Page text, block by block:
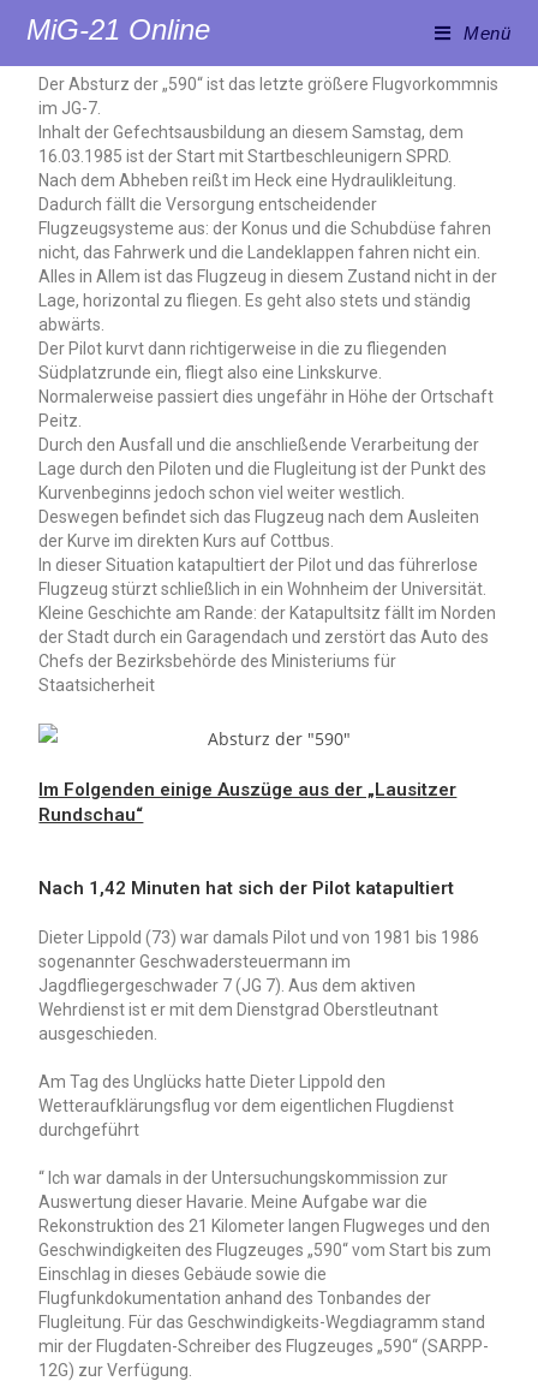
MiG-21 Online Menü
Der Absturz der „590“ ist das letzte größere Flugvorkommnis
im JG-7.
Inhalt der Gefechtsausbildung an diesem Samstag, dem
16.03.1985 ist der Start mit Startbeschleunigern SPRD.
Nach dem Abheben reißt im Heck eine Hydraulikleitung.
Dadurch fällt die Versorgung entscheidender
Flugzeugsysteme aus: der Konus und die Schubdüse fahren
nicht, das Fahrwerk und die Landeklappen fahren nicht ein.
Alles in Allem ist das Flugzeug in diesem Zustand nicht in der
Lage, horizontal zu fliegen. Es geht also stets und ständig
abwärts.
Der Pilot kurvt dann richtigerweise in die zu fliegenden
Südplatzrunde ein, fliegt also eine Linkskurve.
Normalerweise passiert dies ungefähr in Höhe der Ortschaft
Peitz.
Durch den Ausfall und die anschließende Verarbeitung der
Lage durch den Piloten und die Flugleitung ist der Punkt des
Kurvenbeginns jedoch schon viel weiter westlich.
Deswegen befindet sich das Flugzeug nach dem Ausleiten
der Kurve im direkten Kurs auf Cottbus.
In dieser Situation katapultiert der Pilot und das führerlose
Flugzeug stürzt schließlich in ein Wohnheim der Universität.
Kleine Geschichte am Rande: der Katapultsitz fällt im Norden
der Stadt durch ein Garagendach und zerstört das Auto des
Chefs der Bezirksbehörde des Ministeriums für
Staatsicherheit
Im Folgenden einige Auszüge aus der „Lausitzer
Rundschau“
Nach 1,42 Minuten hat sich der Pilot katapultiert
Dieter Lippold (73) war damals Pilot und von 1981 bis 1986
sogenannter Geschwadersteuermann im
Jagdfliegergeschwader 7 (JG 7). Aus dem aktiven
Wehrdienst ist er mit dem Dienstgrad Oberstleutnant
ausgeschieden.
Am Tag des Unglücks hatte Dieter Lippold den
Wetteraufklärungsflug vor dem eigentlichen Flugdienst
durchgeführt
“ Ich war damals in der Untersuchungskommission zur
Auswertung dieser Havarie. Meine Aufgabe war die
Rekonstruktion des 21 Kilometer langen Flugweges und den
Geschwindigkeiten des Flugzeuges „590“ vom Start bis zum
Einschlag in dieses Gebäude sowie die
Flugfunkdokumentation anhand des Tonbandes der
Flugleitung. Für das Geschwindigkeits-Wegdiagramm stand
mir der Flugdaten-Schreiber des Flugzeuges „590“ (SARPP-
12G) zur Verfügung.